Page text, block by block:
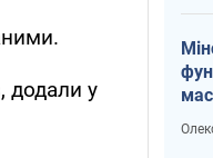
додали у